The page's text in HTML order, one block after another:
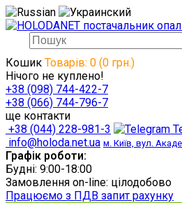
Кошик Товарів: 0 (0 грн.)
Нічого не куплено!
+38 (098) 744-422-7
+38 (066) 744-796-7
ще контакти
+38 (044) 228-981-3
info@holoda.net.ua м. Київ, вул.
Графік роботи:
Будні: 9:00-18:00
Замовлення on-line: цілодобово
Працюємо з ПДВ запит рахунку